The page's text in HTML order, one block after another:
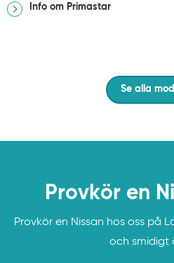
Info om Primastar
Se alla
Provkör en
Provkör en Nissan hos oss på
och smidigt